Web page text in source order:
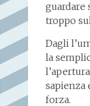
guardare
troppo
Dagli
la
sapienza
forza.